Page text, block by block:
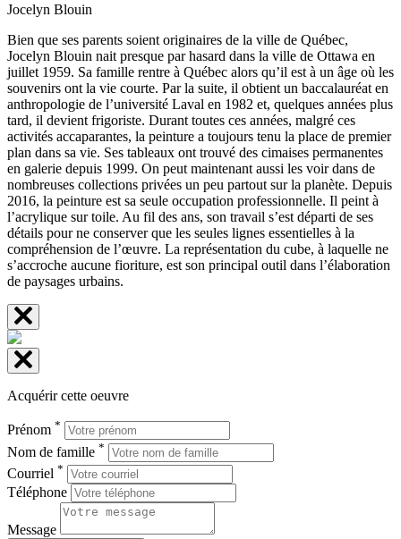
Jocelyn Blouin
Bien que ses parents soient originaires de la ville de Québec,
Jocelyn Blouin nait presque par hasard dans la ville de Ottawa en
juillet 1959. Sa famille rentre à Québec alors qu’il est à un âge où les
souvenirs ont la vie courte. Par la suite, il obtient un baccalauréat en
anthropologie de l’université Laval en 1982 et, quelques années plus
tard, il devient frigoriste. Durant toutes ces années, malgré ces
activités accaparantes, la peinture a toujours tenu la place de premier
plan dans sa vie. Ses tableaux ont trouvé des cimaises permanentes
en galerie depuis 1999. On peut maintenant aussi les voir dans de
nombreuses collections privées un peu partout sur la planète. Depuis
2016, la peinture est sa seule occupation professionnelle. Il peint à
l’acrylique sur toile. Au fil des ans, son travail s’est départi de ses
détails pour ne conserver que les seules lignes essentielles à la
compréhension de l’œuvre. La représentation du cube, à laquelle ne
s’accroche aucune fioriture, est son principal outil dans l’élaboration
de paysages urbains.
Acquérir cette oeuvre
Prénom *
Nom de famille *
Courriel *
Téléphone
Message